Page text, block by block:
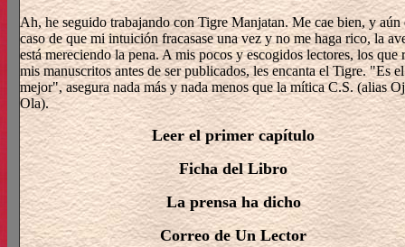
Ah, he seguido trabajando con Tigre Manjatan. Me cae bien, y aún
caso de que mi intuición fracasase una vez y no me haga rico, la
está mereciendo la pena. A mis pocos y escogidos lectores, los que
mis manuscritos antes de ser publicados, les encanta el Tigre. "Es el
mejor", asegura nada más y nada menos que la mítica C.S. (alias
Ola).
Leer el primer capítulo
Ficha del Libro
La prensa ha dicho
Correo de Un Lector